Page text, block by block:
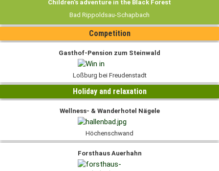
Children's adventure in the Black Forest
Bad Rippoldsau-Schapbach
Competition
Gasthof-Pension zum Steinwald
Loßburg bei Freudenstadt
Holiday and relaxation
Wellness- & Wanderhotel Nägele
Höchenschwand
Forsthaus Auerhahn